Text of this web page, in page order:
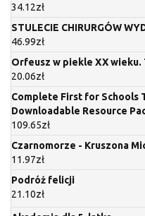
34.12zł
STULECIE CHIRURGÓW
46.99zł
Orfeusz w piekle XX wieku.
20.06zł
Complete First for Schools
Downloadable Resource
109.65zł
Czarnomorze - Kruszona
11.97zł
Podróż felicji
21.10zł